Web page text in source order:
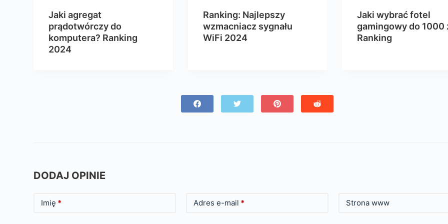
Jaki agregat
prądotwórczy do
komputera? Ranking
2024
Ranking: Najlepszy
wzmacniacz sygnału
WiFi 2024
Jaki wybrać fotel
gamingowy do 1000
Ranking
DODAJ OPINIE
Imię * Adres e-mail * Strona www